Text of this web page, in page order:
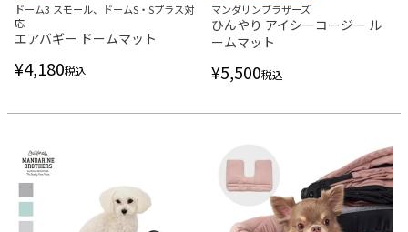
ドーム3 スモール、ドームS・Sプラス対
応
エアバギー ドームマット
¥4,180税込
マンダリンブラザーズ
ひんやり アイシーコージー ル
ームマット
¥5,500税込